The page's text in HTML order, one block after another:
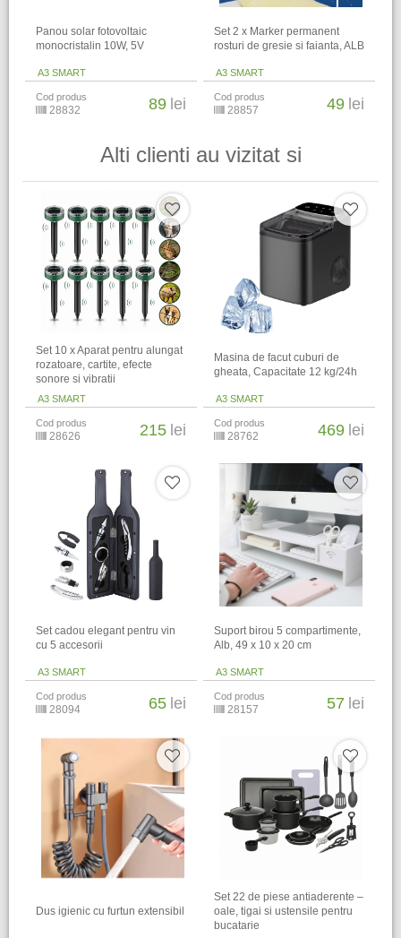
Panou solar fotovoltaic
monocristalin 10W, 5V
A3 SMART
Cod produs
28832 89 lei
Set 2 x Marker permanent
rosturi de gresie si faianta, ALB
A3 SMART
Cod produs
28857 49 lei
Alti clienti au vizitat si
Set 10 x Aparat pentru alungat
rozatoare, cartite, efecte
sonore si vibratii
A3 SMART
Cod produs
28626 215 lei
Masina de facut cuburi de
gheata, Capacitate 12 kg/24h
A3 SMART
Cod produs
28762 469 lei
Set cadou elegant pentru vin
cu 5 accesorii
A3 SMART
Cod produs
28094 65 lei
Suport birou 5 compartimente,
Alb, 49 x 10 x 20 cm
A3 SMART
Cod produs
28157 57 lei
Dus igienic cu furtun extensibil
Set 22 de piese antiaderente –
oale, tigai si ustensile pentru
bucatarie